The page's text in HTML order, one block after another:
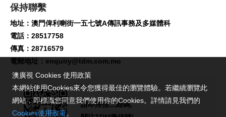
保持聯繫
地址：澳門俾利喇街一五七號A傳訊事務及多媒體科
電話：28517758
傳真：28716579
電郵地址： enquiry@tdm.com.mo
請即掃描二維碼,
澳廣視 Cookies 使用政策
本網站使用Cookies來令您獲得最佳的瀏覽體驗。若繼續瀏覽此
網站，即標識您同意我們使用你的Cookies。詳情請見我們的
Cookies使用政策。